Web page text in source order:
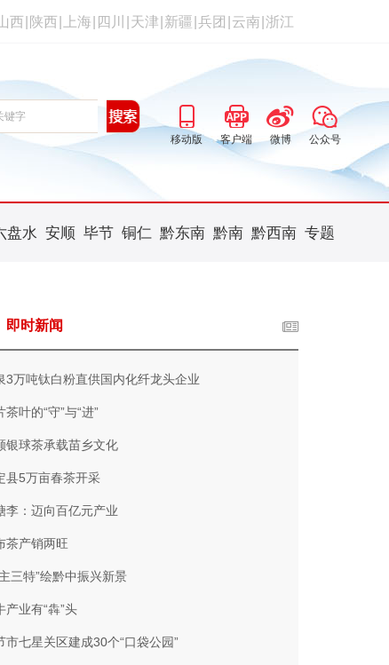
西 陕西 上海 四川 天津 新疆 兵团 云南 浙江
移动版 客户端 微博 公众号
盘水 安顺 毕节 铜仁 黔东南 黔南 黔西南 专题
即时新闻
3万吨钛白粉直供国内化纤龙头企业
茶叶的“守”与“进”
银球茶承载苗乡文化
县5万亩春茶开采
李：迈向百亿元产业
茶产销两旺
三特”绘黔中振兴新景
产业有“犇”头
市七星关区建成30个“口袋公园”